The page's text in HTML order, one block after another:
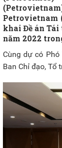
Petrovietnam
khai Đề án Tái
năm 2022
Cùng dự có
Ban Chỉ đạo, Tổ